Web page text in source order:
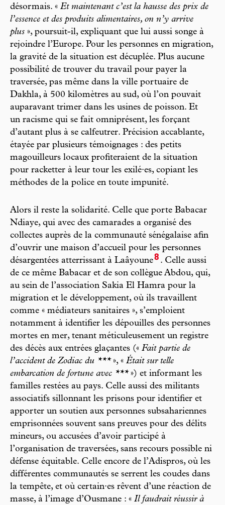
désormais. « Et maintenant c’est la hausse des prix de
l’essence et des produits alimentaires, on n’y arrive
plus », poursuit-il, expliquant que lui aussi songe à
rejoindre l’Europe. Pour les personnes en migration,
la gravité de la situation est décuplée. Plus aucune
possibilité de trouver du travail pour payer la
traversée, pas même dans la ville portuaire de
Dakhla, à 500 kilomètres au sud, où l’on pouvait
auparavant trimer dans les usines de poisson. Et
un racisme qui se fait omniprésent, les forçant
d’autant plus à se calfeutrer. Précision accablante,
étayée par plusieurs témoignages : des petits
magouilleurs locaux profiteraient de la situation
pour racketter à leur tour les exilé·es, copiant les
méthodes de la police en toute impunité.
Alors il reste la solidarité. Celle que porte Babacar
Ndiaye, qui avec des camarades a organisé des
collectes auprès de la communauté sénégalaise afin
d’ouvrir une maison d’accueil pour les personnes
désargentées atterrissant à Laâyoune8 . Celle aussi
de ce même Babacar et de son collègue Abdou, qui,
au sein de l’association Sakia El Hamra pour la
migration et le développement, où ils travaillent
comme « médiateurs sanitaires », s’emploient
notamment à identifier les dépouilles des personnes
mortes en mer, tenant méticuleusement un registre
des décès aux entrées glaçantes (« Fait partie de
l’accident de Zodiac du ***», « Était sur telle
embarcation de fortune avec ***») et informant les
familles restées au pays. Celle aussi des militants
associatifs sillonnant les prisons pour identifier et
apporter un soutien aux personnes subsahariennes
emprisonnées souvent sans preuves pour des délits
mineurs, ou accusées d’avoir participé à
l’organisation de traversées, sans recours possible ni
défense équitable. Celle encore de l’Adispros, où les
différentes communautés se serrent les coudes dans
la tempête, et où certain·es rêvent d’une réaction de
masse, à l’image d’Ousmane : « Il faudrait réussir à